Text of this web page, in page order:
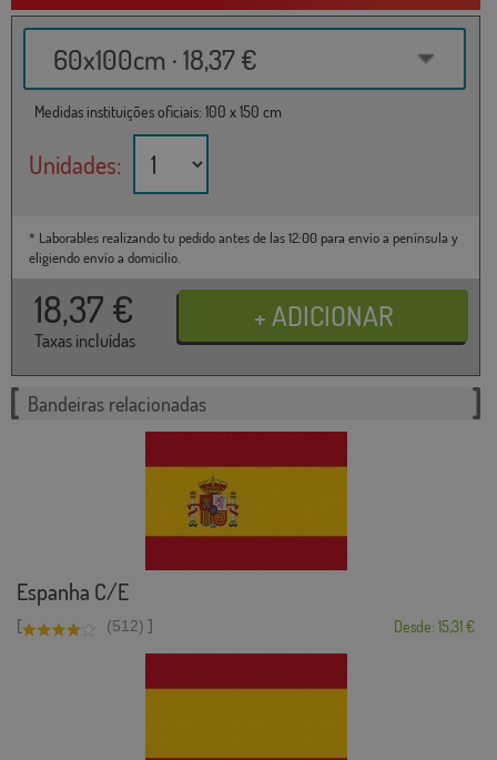
60x100cm · 18,37 €
Medidas instituições oficiais: 100 x 150 cm
Unidades:
* Laborables realizando tu pedido antes de las 12:00 para envío a península y
eligiendo envío a domicilio.
18,37 €
Taxas incluídas
Bandeiras relacionadas
Espanha C/E
[ (512) ] Desde: 15,31 €